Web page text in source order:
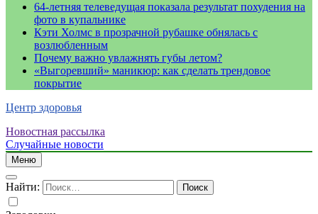
64-летняя телеведущая показала результат похудения на
фото в купальнике
Кэти Холмс в прозрачной рубашке обнялась с
возлюбленным
Почему важно увлажнять губы летом?
«Выгоревший» маникюр: как сделать трендовое
покрытие
Центр здоровья
Новостная рассылка
Случайные новости
Меню
Найти: